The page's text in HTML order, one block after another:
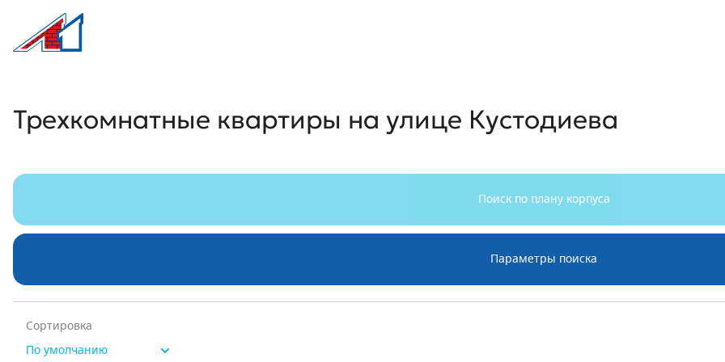
Л1 Строительная компания №1
Трехкомнатные квартиры на улице Кустодиева
Трехкомнатные квартиры на улице Кустодиева
Поиск по плану корпуса
Параметры поиска
Сортировка
По умолчанию